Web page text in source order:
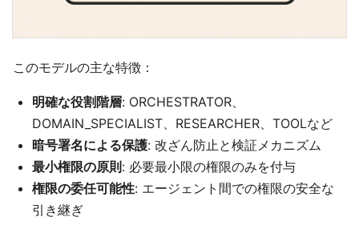
このモデルの主な特徴：
明確な役割階層: ORCHESTRATOR、
DOMAIN_SPECIALIST、RESEARCHER、TOOLなど
暗号署名による保護: 改ざん防止と検証メカニズム
最小権限の原則 : 必要最小限の権限のみを付与
権限の委任可能性: エージェント間での権限の安全な
引き継ぎ